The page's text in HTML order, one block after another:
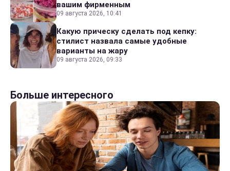
вашим фирменным
09 августа 2026, 10:41
Какую прическу сделать под кепку:
стилист назвала самые удобные
варианты на жару
09 августа 2026, 09:33
Больше интересного